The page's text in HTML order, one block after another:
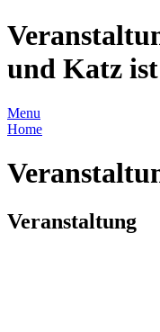
und Katz
Menu
Home
Veranstaltung